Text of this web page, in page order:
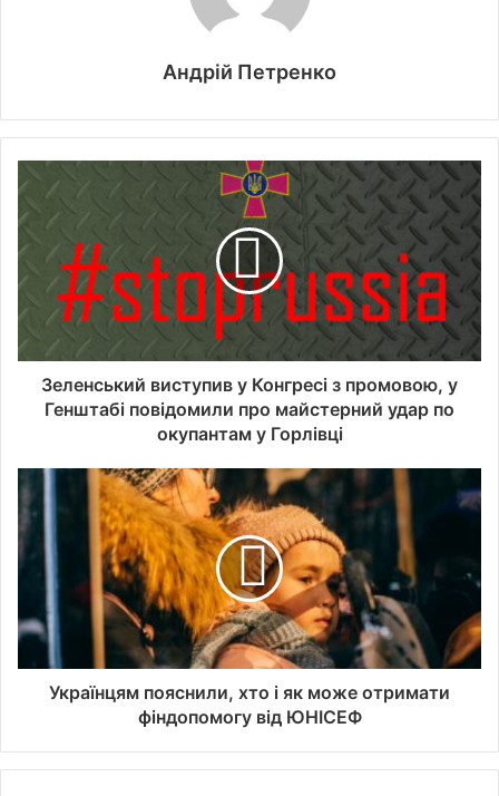
Андрій Петренко
Зеленський виступив у Конгресі з промовою, у
Генштабі повідомили про майстерний удар по
окупантам у Горлівці
Українцям пояснили, хто і як може отримати
фіндопомогу від ЮНІСЕФ